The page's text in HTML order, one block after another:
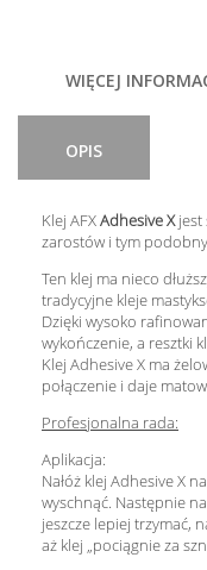
WIĘCEJ
OPIS
Klej AFXAdhesive Xjest
zarostów i tym
Ten klej ma nieco
tradycyjne kleje
Dzięki wysoko
wykończenie, a resztki
Klej Adhesive X ma
połączenie i daje
Profesjonalna rada:
Aplikacja:
Nałóż klej Adhesive X
wyschnąć. Następnie
jeszcze lepiej trzymać,
aż klej „pociągnie za